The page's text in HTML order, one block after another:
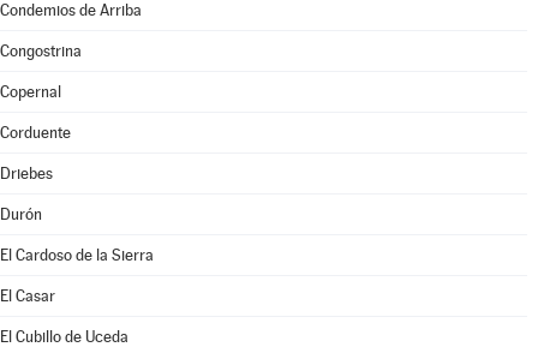
Condemios de Arriba
Congostrina
Copernal
Corduente
Driebes
Durón
El Cardoso de la Sierra
El Casar
El Cubillo de Uceda